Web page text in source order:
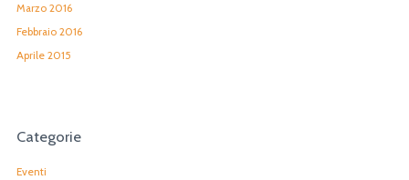
Marzo 2016
Febbraio 2016
Aprile 2015
Categorie
Eventi